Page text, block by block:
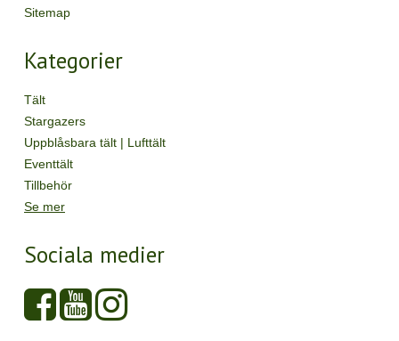
Sitemap
Kategorier
Tält
Stargazers
Uppblåsbara tält | Lufttält
Eventtält
Tillbehör
Se mer
Sociala medier